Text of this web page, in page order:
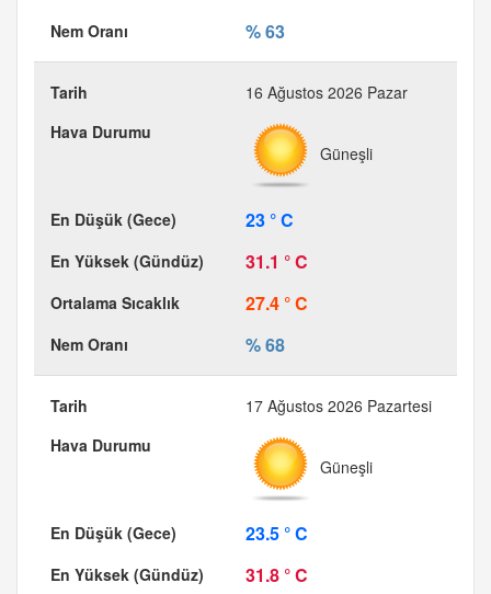
% 63
16 Ağustos 2026 Pazar
Güneşli
23 ° C
31.1 ° C
27.4 ° C
% 68
17 Ağustos 2026 Pazartesi
Güneşli
23.5 ° C
31.8 ° C